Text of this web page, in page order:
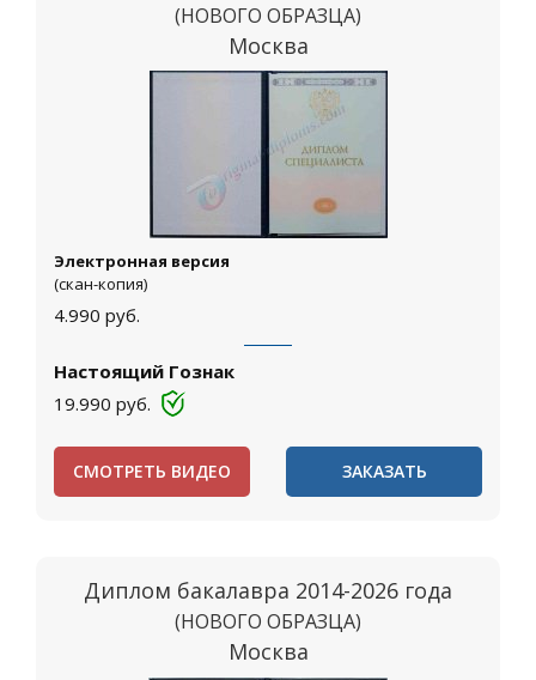
(НОВОГО ОБРАЗЦА)
Москва
Электронная версия
(скан-копия)
4.990 руб.
Настоящий Гознак
19.990 руб.
СМОТРЕТЬ ВИДЕО ЗАКАЗАТЬ
Диплом бакалавра 2014-2026 года
(НОВОГО ОБРАЗЦА)
Москва